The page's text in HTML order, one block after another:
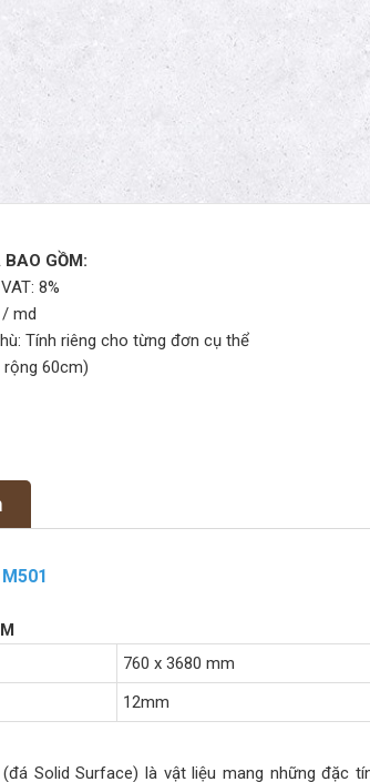
GỒM:
8%
/ md
Tính riêng cho từng đơn cụ thể
60cm)
760 x 3680 mm
12mm
Solid Surface) là vật liệu mang những đặc